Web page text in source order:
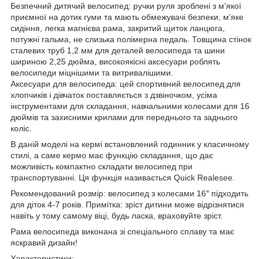
Безпечний дитячий велосипед: ручки руля зроблені з м’якої
приємної на дотик гуми та мають обмежувачі безпеки, м’яке
сидіння, легка магнієва рама, закритий щиток ланцюга,
потужні гальма, не слизька полімерна педаль. Товщина стінок
сталевих труб 1,2 мм для деталей велосипеда та шини
шириною 2,25 дюйма, високоякісні аксесуари роблять
велосипеди міцнішими та витривалішими.
Аксесуари для велосипеда: цей спортивний велосипед для
хлопчиків і дівчаток поставляється з дзвіночком, усіма
інструментами для складання, навчальними колесами для 16
дюймів та захисними крилами для переднього та заднього
коліс.
В даній моделі на кермі встановлений годинник у класичному
стилі, а саме кермо має функцію складання, що дає
можливість компактно складати велосипед при
транспортуванні. Ця функція називається Quick Realesee.
Рекомендований розмір: велосипед з колесами 16″ підходить
для діток 4-7 років. Примітка: зріст дитини може відрізнятися
навіть у тому самому віці, будь ласка, враховуйте зріст.
Рама велосипеда виконана зі спеціального сплаву та має
яскравий дизайн!